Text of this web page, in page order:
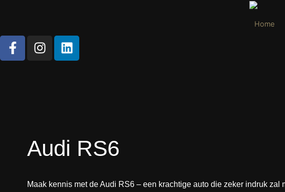
Home
Audi RS6
Maak kennis met de Audi RS6 – een krachtige auto die zeker indruk zal